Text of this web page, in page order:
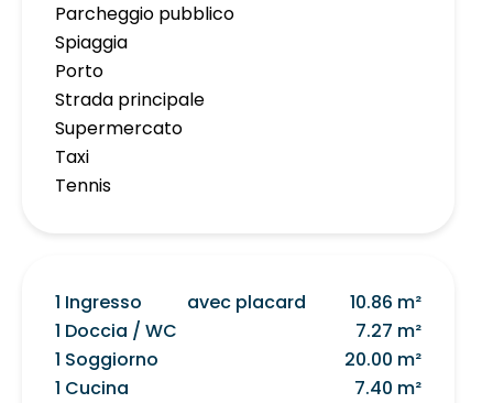
Parcheggio pubblico
Spiaggia
Porto
Strada principale
Supermercato
Taxi
Tennis
1 Ingresso avec placard
10.86 m²
1 Doccia / WC
7.27 m²
1 Soggiorno
20.00 m²
1 Cucina
7.40 m²